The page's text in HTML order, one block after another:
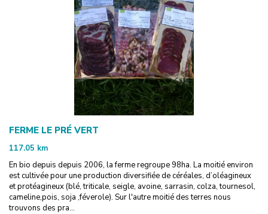
FERME LE PRÉ VERT
117.05 km
En bio depuis depuis 2006, la ferme regroupe 98ha. La moitié environ
est cultivée pour une production diversifiée de céréales, d’oléagineux
et protéagineux (blé, triticale, seigle, avoine, sarrasin, colza, tournesol,
cameline,pois, soja ,féverole). Sur l'autre moitié des terres nous
trouvons des pra...